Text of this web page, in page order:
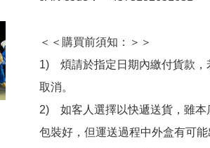
＜＜購買前須知：＞＞
1)　煩請於指定日期內繳付貨款
取消。
2)　如客人選擇以快遞送貨，雖
包裝好，但運送過程中外盒有可